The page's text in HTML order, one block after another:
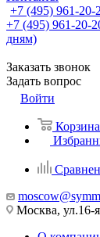
+7 (495) 961-20-
+7 (495) 961-20-
дням)
Заказать звонок
Задать вопрос
Войти
Корзина
Москва, ул.16-